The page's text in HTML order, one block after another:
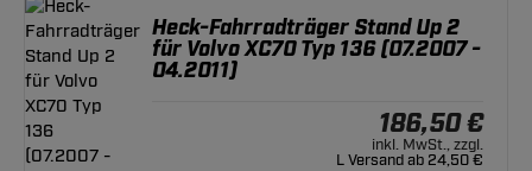
Heck-Fahrradträger Stand Up 2
für Volvo XC70 Typ 136 (07.2007 -
04.2011)
186,50 €
inkl. MwSt., zzgl.
L Versand ab 24,50 €